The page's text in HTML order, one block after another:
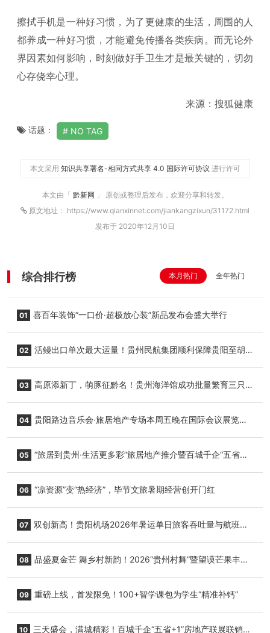
擦拭手机是一种好习惯，为了更健康的生活，周围的人
都养成一种好习惯，才能避免传播各类疾病。而无论外
界因素如何影响，时刻做好手卫生才是最关键的，切勿
心存侥幸心理。
来源：搜狐健康
话题： NO TAG
本文采用 知识共享署名-相同方式共享 4.0 国际许可协议 进行许可
本文由「 黔新网 」 原创或整理后发布，欢迎分享和转发。
原文地址： https://www.qianxinnet.com/jiankangzixun/31172.html
发布于 2020年12月10日
综合排行榜 本月热门 全年热门
01 喜百年装饰“一口价·超极放心装”新品发布会盛大举行
02 活鳗出口单次最大运量！贵州民航集团顺利保障贵阳至胡
03 高原添新丁，萌豚征黔名！贵州海洋馆成功批量繁育三只
04 贵阳路边音乐会·旅居地产专场本周五晚在国际会议展览中
05 “旅居到贵州·生活更多彩”旅居地产推介暨百城千企“五省
06 “凉资源”变“热经济”，毕节文旅暑期经营创开门红
07 双创新高！贵阳机场2026年暑运单日旅客吞吐量与航班起
08 品盛夏金芒 舞乡村新韵！2026“贵州村舞”暨望谟芒果丰收
09 重磅上线，首发限免！100+智学课包为学生“精准补钙”
10 三天盛会，满城精彩！百城千企“五省+1”房地产联展联销活